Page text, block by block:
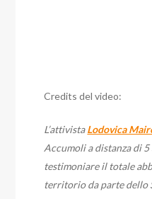
Credits del video:
L’attivistaLodovica
Accumoli a distanza di
testimoniare il totale
territorio da parte dello